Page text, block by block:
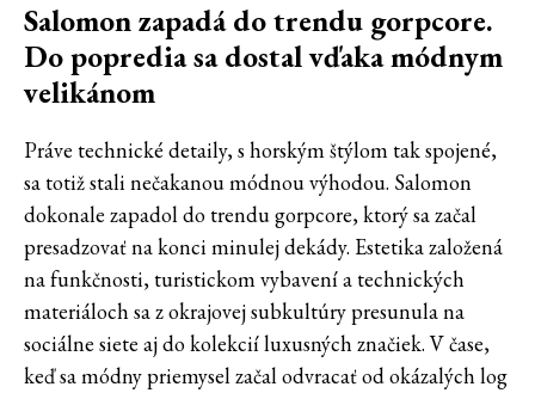
Salomon zapadá do trendu gorpcore.
Do popredia sa dostal vďaka módnym
velikánom
Práve technické detaily, s horským štýlom tak spojené,
sa totiž stali nečakanou módnou výhodou. Salomon
dokonale zapadol do trendu gorpcore, ktorý sa začal
presadzovať na konci minulej dekády. Estetika založená
na funkčnosti, turistickom vybavení a technických
materiáloch sa z okrajovej subkultúry presunula na
sociálne siete aj do kolekcií luxusných značiek. V čase,
keď sa módny priemysel začal odvracať od okázalých log